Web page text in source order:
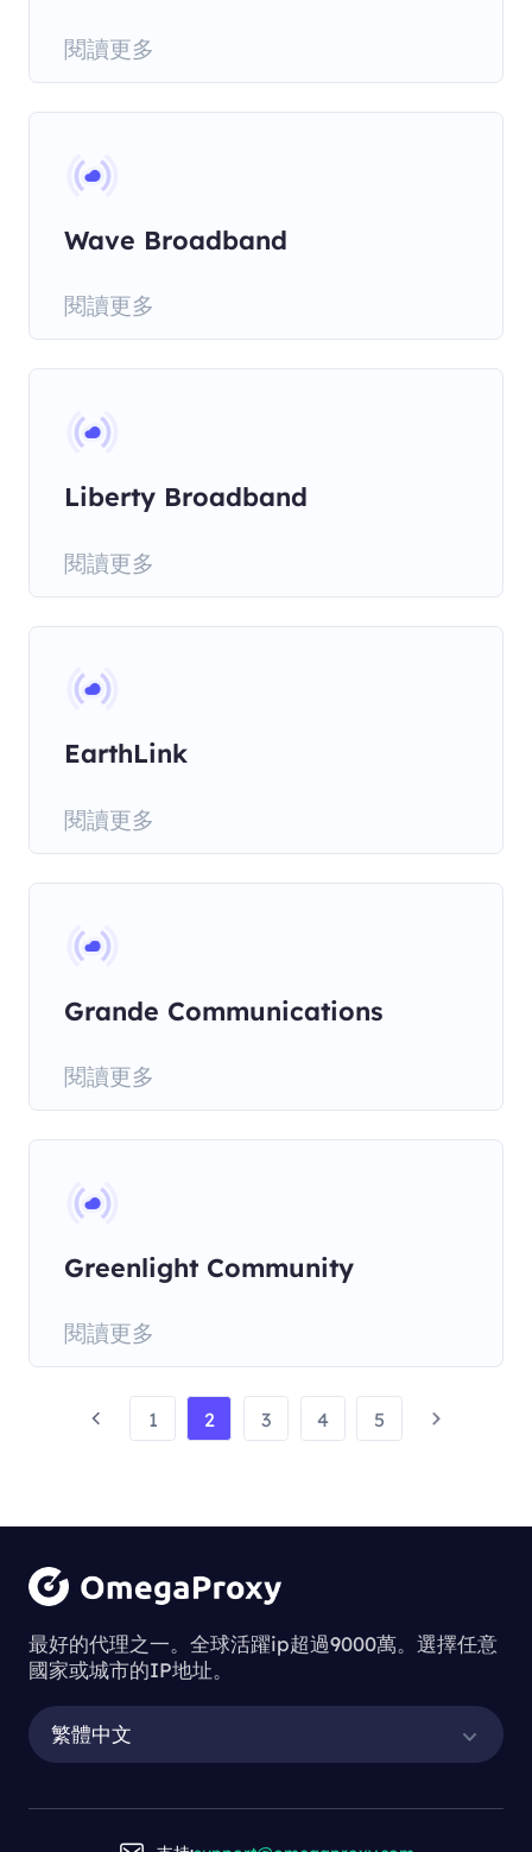
閱讀更多
Wave Broadband
閱讀更多
Liberty Broadband
閱讀更多
EarthLink
閱讀更多
Grande Communications
閱讀更多
Greenlight Community
閱讀更多
1 2 3 4 5
最好的代理之一。全球活躍ip超過9000萬。選擇任意
國家或城市的IP地址。
繁體中文